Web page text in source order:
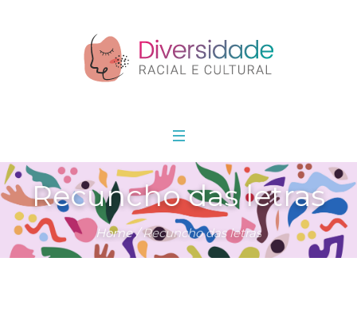
Recuncho das letras
Home /Recuncho das letras